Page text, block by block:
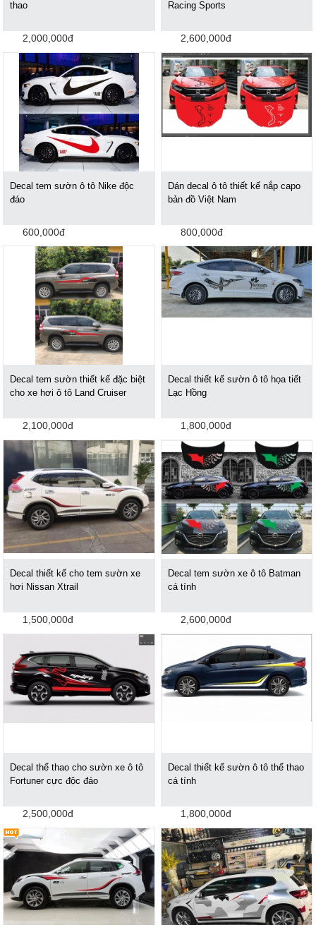
thao
2,000,000đ
Racing Sports
2,600,000đ
Decal tem sườn ô tô Nike độc
đáo
600,000đ
Dán decal ô tô thiết kế nắp capo
bản đồ Việt Nam
800,000đ
Decal tem sườn thiết kế đặc biệt
cho xe hơi ô tô Land Cruiser
2,100,000đ
Decal thiết kế sườn ô tô họa tiết
Lạc Hồng
1,800,000đ
Decal thiết kế cho tem sườn xe
hơi Nissan Xtrail
1,500,000đ
Decal tem sườn xe ô tô Batman
cá tính
2,600,000đ
Decal thể thao cho sườn xe ô tô
Fortuner cực độc đáo
2,500,000đ
Decal thiết kế sườn ô tô thể thao
cá tính
1,800,000đ